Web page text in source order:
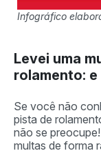
Infográfico
Levei uma
rolamento:
Se você não
pista de
não se
multas de forma